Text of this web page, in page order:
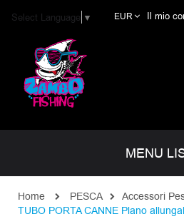
Il mio
EUR
Select Language ▼
MENU
Home PESCA Accessori
TUBO PORTA CANNE Plano